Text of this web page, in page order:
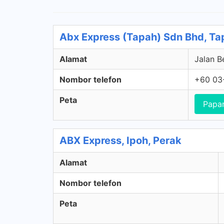
Abx Express (Tapah) Sdn Bhd,
Alamat Jalan
Nombor telefon +60
Peta
ABX Express, Ipoh, Perak
Alamat
Nombor telefon
Peta